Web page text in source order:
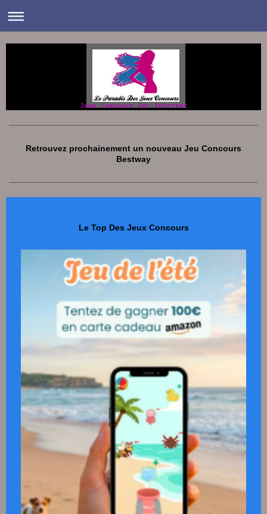
Jeux Concours Sur Internet
Retrouvez prochainement un nouveau Jeu Concours
Bestway
Le Top Des Jeux Concours